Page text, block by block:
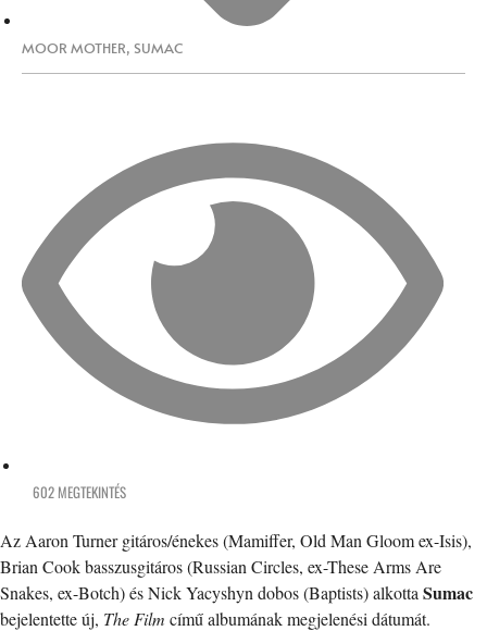
MOOR MOTHER, SUMAC
602 MEGTEKINTÉS
Az Aaron Turner gitáros/énekes (Mamiffer, Old Man Gloom ex-Isis),
Brian Cook basszusgitáros (Russian Circles, ex-These Arms Are
Snakes, ex-Botch) és Nick Yacyshyn dobos (Baptists) alkotta Sumac
bejelentette új, The Film című albumának megjelenési dátumát.